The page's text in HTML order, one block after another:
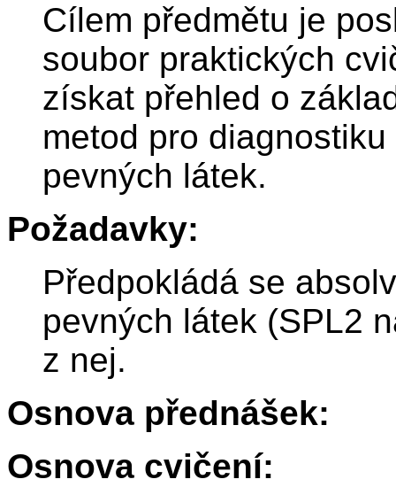
Cílem předmětu je
soubor praktických
získat přehled o
metod pro
pevných látek.
Požadavky:
Předpokládá se
pevných látek (SPL2
z nej.
Osnova přednášek:
Osnova cvičení: